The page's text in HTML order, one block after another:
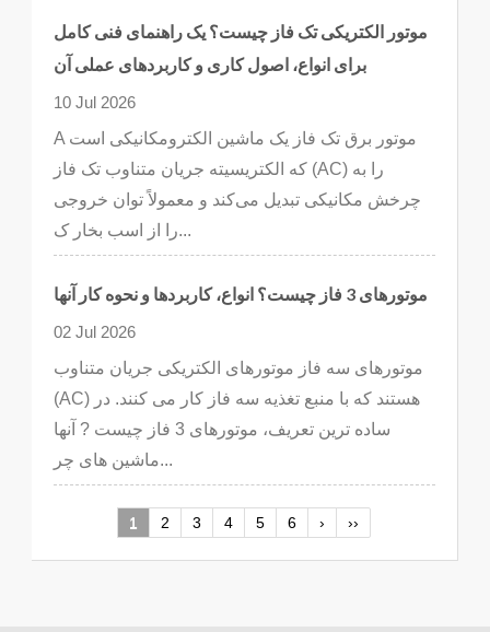
موتور الکتریکی تک فاز چیست؟ یک راهنمای فنی کامل
برای انواع، اصول کاری و کاربردهای عملی آن
10 Jul 2026
A موتور برق تک فاز یک ماشین الکترومکانیکی است
که الکتریسیته جریان متناوب تک فاز (AC) را به
چرخش مکانیکی تبدیل می‌کند و معمولاً توان خروجی
را از اسب بخار ک...
موتورهای 3 فاز چیست؟ انواع، کاربردها و نحوه کار آنها
02 Jul 2026
موتورهای سه فاز موتورهای الکتریکی جریان متناوب
(AC) هستند که با منبع تغذیه سه فاز کار می کنند. در
ساده ترین تعریف، موتورهای 3 فاز چیست ? آنها
ماشین های چر...
1 2 3 4 5 6 › ››